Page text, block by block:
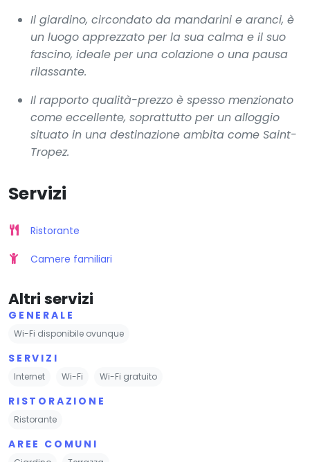
Il giardino, circondato da mandarini e aranci, è
un luogo apprezzato per la sua calma e il suo
fascino, ideale per una colazione o una pausa
rilassante.
Il rapporto qualità-prezzo è spesso menzionato
come eccellente, soprattutto per un alloggio
situato in una destinazione ambita come Saint-
Tropez.
Servizi
Ristorante
Camere familiari
Altri servizi
GENERALE
Wi-Fi disponibile ovunque
SERVIZI
Internet Wi-Fi Wi-Fi gratuito
RISTORAZIONE
Ristorante
AREE COMUNI